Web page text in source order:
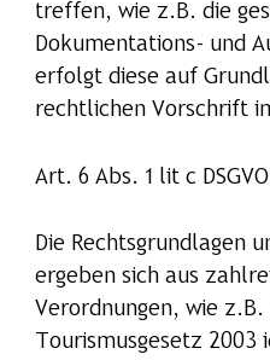
treffen, wie z.B. die
Dokumentations- und
erfolgt diese auf
rechtlichen Vorschrift
Art. 6 Abs. 1 lit c
Die Rechtsgrundlagen
ergeben sich aus
Verordnungen, wie
Tourismusgesetz 2003